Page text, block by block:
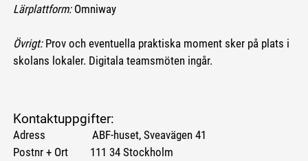
Lärplattform:Omniway
Övrigt: Prov och eventuella praktiska moment sker på plats i
skolans lokaler. Digitala teamsmöten ingår.
Kontaktuppgifter:
Adress ABF-huset, Sveavägen 41
Postnr + Ort 111 34 Stockholm